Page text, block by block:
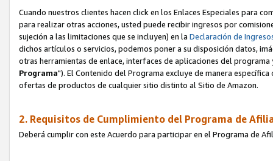
Cuando nuestros clientes hacen click en los Enlaces Especiales para
para realizar otras acciones, usted puede recibir ingresos por
sujeción a las limitaciones que se incluyen) en la Declaración de
dichos artículos o servicios, podemos poner a su disposición datos,
otras herramientas de enlace, interfaces de aplicaciones del
Programa"). El Contenido del Programa excluye de manera
ofertas de productos de cualquier sitio distinto al Sitio de Amazon.
2. Requisitos de Cumplimiento del Programa de
Deberá cumplir con este Acuerdo para participar en el Programa de